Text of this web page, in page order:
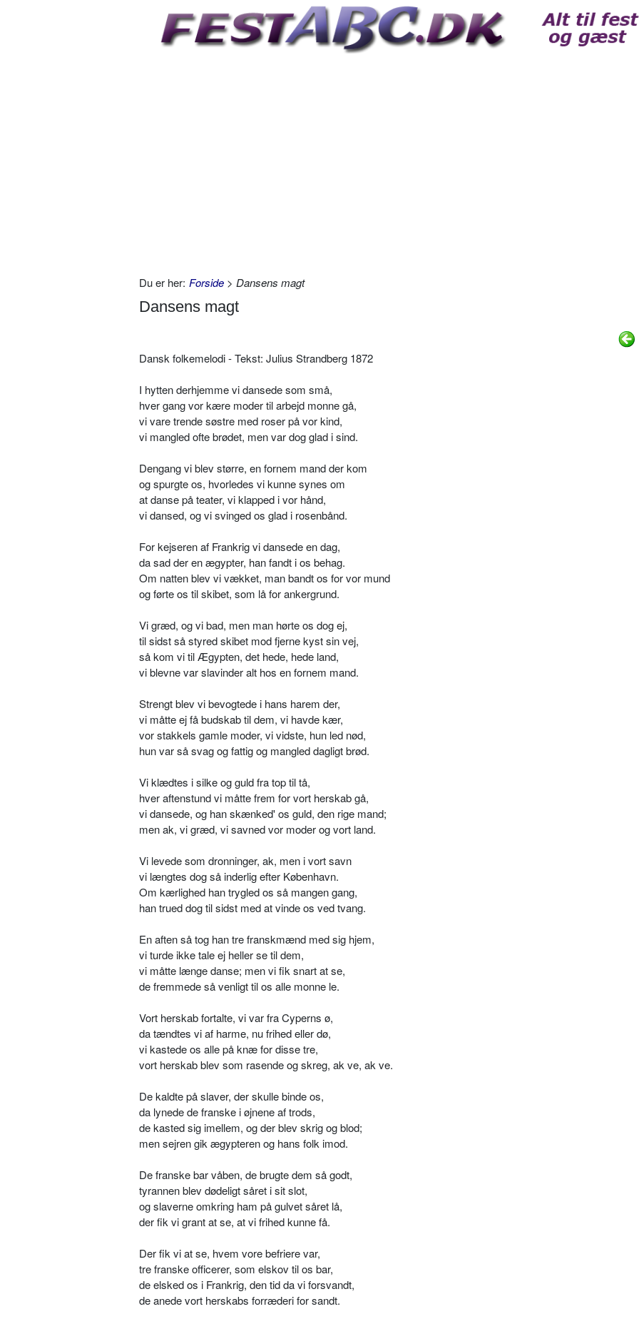
Du er her: Forside > Dansens magt
Dansens magt
Dansk folkemelodi - Tekst: Julius Strandberg 1872
I hytten derhjemme vi dansede som små,
hver gang vor kære moder til arbejd monne gå,
vi vare trende søstre med roser på vor kind,
vi mangled ofte brødet, men var dog glad i sind.
Dengang vi blev større, en fornem mand der kom
og spurgte os, hvorledes vi kunne synes om
at danse på teater, vi klapped i vor hånd,
vi dansed, og vi svinged os glad i rosenbånd.
For kejseren af Frankrig vi dansede en dag,
da sad der en ægypter, han fandt i os behag.
Om natten blev vi vækket, man bandt os for vor mund
og førte os til skibet, som lå for ankergrund.
Vi græd, og vi bad, men man hørte os dog ej,
til sidst så styred skibet mod fjerne kyst sin vej,
så kom vi til Ægypten, det hede, hede land,
vi blevne var slavinder alt hos en fornem mand.
Strengt blev vi bevogtede i hans harem der,
vi måtte ej få budskab til dem, vi havde kær,
vor stakkels gamle moder, vi vidste, hun led nød,
hun var så svag og fattig og mangled dagligt brød.
Vi klædtes i silke og guld fra top til tå,
hver aftenstund vi måtte frem for vort herskab gå,
vi dansede, og han skænked' os guld, den rige mand;
men ak, vi græd, vi savned vor moder og vort land.
Vi levede som dronninger, ak, men i vort savn
vi længtes dog så inderlig efter København.
Om kærlighed han trygled os så mangen gang,
han trued dog til sidst med at vinde os ved tvang.
En aften så tog han tre franskmænd med sig hjem,
vi turde ikke tale ej heller se til dem,
vi måtte længe danse; men vi fik snart at se,
de fremmede så venligt til os alle monne le.
Vort herskab fortalte, vi var fra Cyperns ø,
da tændtes vi af harme, nu frihed eller dø,
vi kastede os alle på knæ for disse tre,
vort herskab blev som rasende og skreg, ak ve, ak ve.
De kaldte på slaver, der skulle binde os,
da lynede de franske i øjnene af trods,
de kasted sig imellem, og der blev skrig og blod;
men sejren gik ægypteren og hans folk imod.
De franske bar våben, de brugte dem så godt,
tyrannen blev dødeligt såret i sit slot,
og slaverne omkring ham på gulvet såret lå,
der fik vi grant at se, at vi frihed kunne få.
Der fik vi at se, hvem vore befriere var,
tre franske officerer, som elskov til os bar,
de elsked os i Frankrig, den tid da vi forsvandt,
de anede vort herskabs forræderi for sandt.